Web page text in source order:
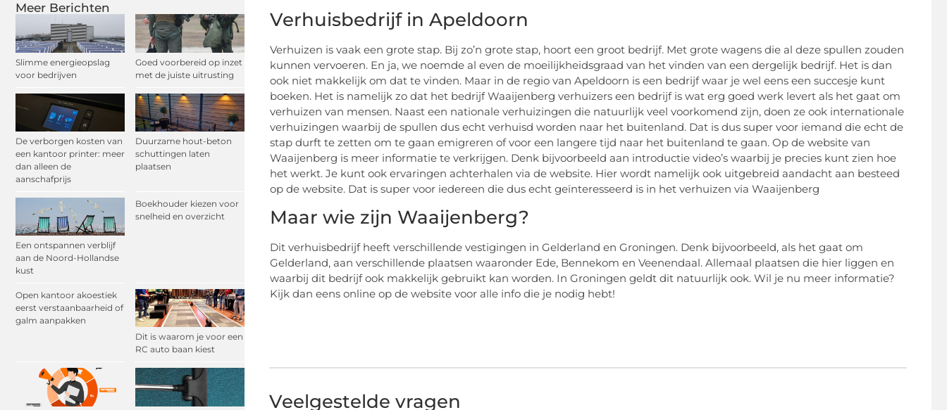
Meer Berichten
Slimme energieopslag
voor bedrijven
Goed voorbereid op inzet
met de juiste uitrusting
De verborgen kosten van
een kantoor printer: meer
dan alleen de
aanschafprijs
Duurzame hout-beton
schuttingen laten
plaatsen
Een ontspannen verblijf
aan de Noord-Hollandse
kust
Boekhouder kiezen voor
snelheid en overzicht
Open kantoor akoestiek
eerst verstaanbaarheid of
galm aanpakken
Dit is waarom je voor een
RC auto baan kiest
Verhuisbedrijf in Apeldoorn
Verhuizen is vaak een grote stap. Bij zo’n grote stap, hoort een groot bedrijf. Met grote wagens die al deze spullen zouden
kunnen vervoeren. En ja, we noemde al even de moeilijkheidsgraad van het vinden van een dergelijk bedrijf. Het is dan
ook niet makkelijk om dat te vinden. Maar in de regio van Apeldoorn is een bedrijf waar je wel eens een succesje kunt
boeken. Het is namelijk zo dat het bedrijf Waaijenberg verhuizers een bedrijf is wat erg goed werk levert als het gaat om
verhuizen van mensen. Naast een nationale verhuizingen die natuurlijk veel voorkomend zijn, doen ze ook internationale
verhuizingen waarbij de spullen dus echt verhuisd worden naar het buitenland. Dat is dus super voor iemand die echt de
stap durft te zetten om te gaan emigreren of voor een langere tijd naar het buitenland te gaan. Op de website van
Waaijenberg is meer informatie te verkrijgen. Denk bijvoorbeeld aan introductie video’s waarbij je precies kunt zien hoe
het werkt. Je kunt ook ervaringen achterhalen via de website. Hier wordt namelijk ook uitgebreid aandacht aan besteed
op de website. Dat is super voor iedereen die dus echt geïnteresseerd is in het verhuizen via Waaijenberg
Maar wie zijn Waaijenberg?
Dit verhuisbedrijf heeft verschillende vestigingen in Gelderland en Groningen. Denk bijvoorbeeld, als het gaat om
Gelderland, aan verschillende plaatsen waaronder Ede, Bennekom en Veenendaal. Allemaal plaatsen die hier liggen en
waarbij dit bedrijf ook makkelijk gebruikt kan worden. In Groningen geldt dit natuurlijk ook. Wil je nu meer informatie?
Kijk dan eens online op de website voor alle info die je nodig hebt!
Veelgestelde vragen